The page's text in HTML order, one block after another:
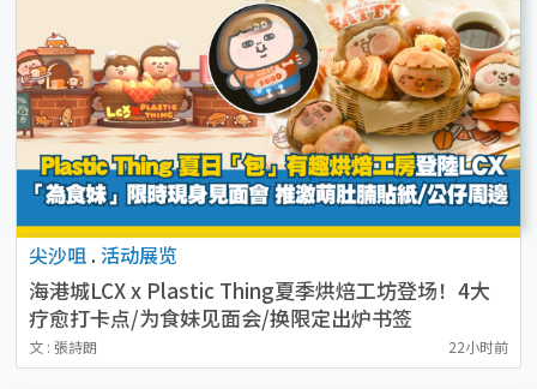
尖沙咀 . 活动展览
海港城LCX x Plastic Thing夏季烘焙工坊登场！4大
疗愈打卡点/为食妹见面会/换限定出炉书签
文 : 張詩朗 22小时前